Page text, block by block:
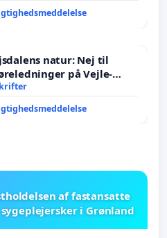
natur: Nej til
på Vejle-
af fastansatte
i Grønland